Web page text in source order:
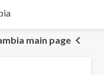
main page